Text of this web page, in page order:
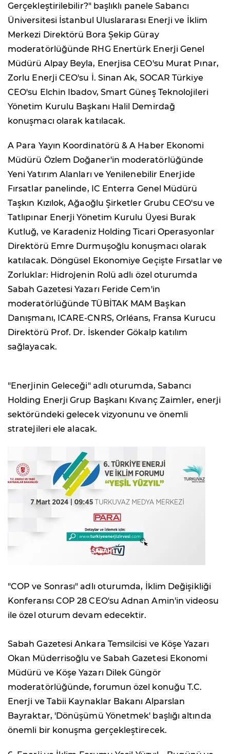
Gerçekleştirilebilir?" başlıklı panele Sabancı
Üniversitesi İstanbul Uluslararası Enerji ve İklim
Merkezi Direktörü Bora Şekip Güray
moderatörlüğünde RHG Enertürk Enerji Genel
Müdürü Alpay Beyla, Enerjisa CEO'su Murat Pınar,
Zorlu Enerji CEO'su İ. Sinan Ak, SOCAR Türkiye
CEO'su Elchin Ibadov, Smart Güneş Teknolojileri
Yönetim Kurulu Başkanı Halil Demirdağ
konuşmacı olarak katılacak.
A Para Yayın Koordinatörü & A Haber Ekonomi
Müdürü Özlem Doğaner'in moderatörlüğünde
Yeni Yatırım Alanları ve Yenilenebilir Enerjide
Fırsatlar panelinde, IC Enterra Genel Müdürü
Taşkın Kızılok, Ağaoğlu Şirketler Grubu CEO'su ve
Tatlıpınar Enerji Yönetim Kurulu Üyesi Burak
Kutluğ, ve Karadeniz Holding Ticari Operasyonlar
Direktörü Emre Durmuşoğlu konuşmacı olarak
katılacak. Döngüsel Ekonomiye Geçişte Fırsatlar ve
Zorluklar: Hidrojenin Rolü adlı özel oturumda
Sabah Gazetesi Yazarı Feride Cem'in
moderatörlüğünde TÜBİTAK MAM Başkan
Danışmanı, ICARE-CNRS, Orléans, Fransa Kurucu
Direktörü Prof. Dr. İskender Gökalp katılım
sağlayacak.
"Enerjinin Geleceği" adlı oturumda, Sabancı
Holding Enerji Grup Başkanı Kıvanç Zaimler, enerji
sektöründeki gelecek vizyonunu ve önemli
stratejileri ele alacak.
"COP ve Sonrası" adlı oturumda, İklim Değişikliği
Konferansı COP 28 CEO'su Adnan Amin'in videosu
ile özel oturum devam edecektir.
Sabah Gazetesi Ankara Temsilcisi ve Köşe Yazarı
Okan Müderrisoğlu ve Sabah Gazetesi Ekonomi
Müdürü ve Köşe Yazarı Dilek Güngör
moderatörlüğünde, forumun özel konuğu T.C.
Enerji ve Tabii Kaynaklar Bakanı Alparslan
Bayraktar, 'Dönüşümü Yönetmek' başlığı altında
önemli bir konuşma gerçekleştirecek.